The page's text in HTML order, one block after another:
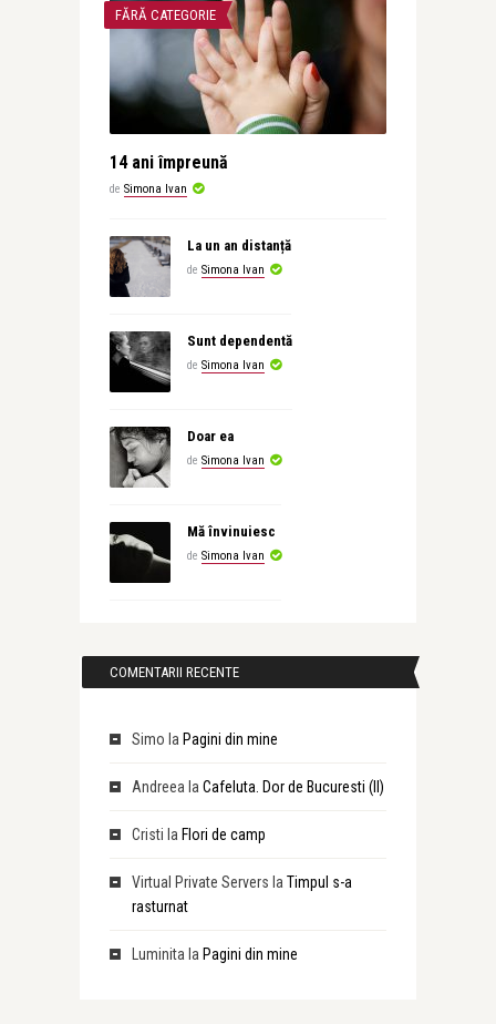
FĂRĂ CATEGORIE
14 ani împreună
de Simona Ivan
La un an distanță
de Simona Ivan
Sunt dependentă
de Simona Ivan
Doar ea
de Simona Ivan
Mă învinuiesc
de Simona Ivan
COMENTARII RECENTE
Simo la Pagini din mine
Andreea la Cafeluta. Dor de Bucuresti (II)
Cristi la Flori de camp
Virtual Private Servers la Timpul s-a
rasturnat
Luminita la Pagini din mine